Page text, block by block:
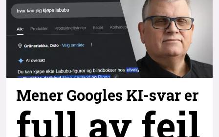
Mener Googles KI-svar er
full av feil